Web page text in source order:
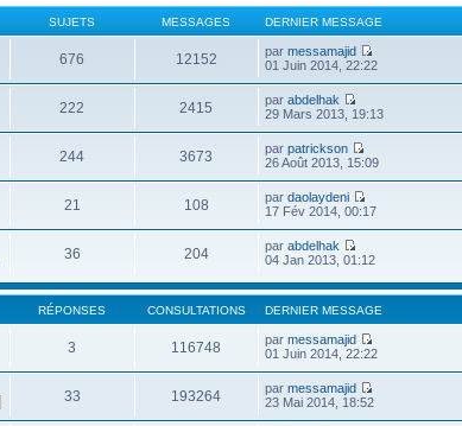
SUJETS MESSAGES DERNIER MESSAGE
676 12152 parmessamajid
01 Juin 2014, 22:22
222 2415 parabdelhak
29 Mars 2013, 19:13
244 3673 parpatrickson
26 Août 2013, 15:09
21 108 pardaolaydeni
17 Fév 2014, 00:17
36 204 parabdelhak
04 Jan 2013, 01:12
RÉPONSES CONSULTATIONS DERNIER MESSAGE
3 116748 parmessamajid
01 Juin 2014, 22:22
33 193264 parmessamajid
23 Mai 2014, 18:52